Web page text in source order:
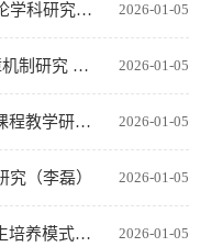
2026-01-05
马克思人的全面发展理论视域下马理论学科研究生就业能力培养研究（李刚）
2026-01-05
互联网+背景下的研究生教育质量保障机制研究 （艾小娟）
2026-01-05
鉴于“方班研讨厅”的研究生专业素养课程教学研究 （王海洪）
2026-01-05
（李磊）
2026-01-05
农林院校面向国家“双碳”战略的博士生培养模式研究（胡振宏）